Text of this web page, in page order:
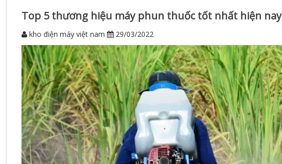
Top 5 thương hiệu máy phun thuốc tốt nhất hiện nay
kho điện máy việt nam 29/03/2022